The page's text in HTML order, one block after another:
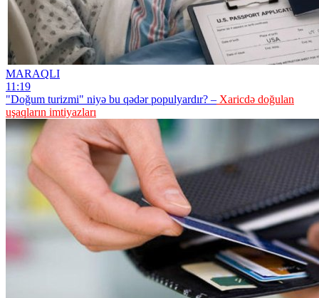
MARAQLI
11:19
"Doğum turizmi" niyə bu qədər populyardır? – Xaricdə doğulan
uşaqların imtiyazları